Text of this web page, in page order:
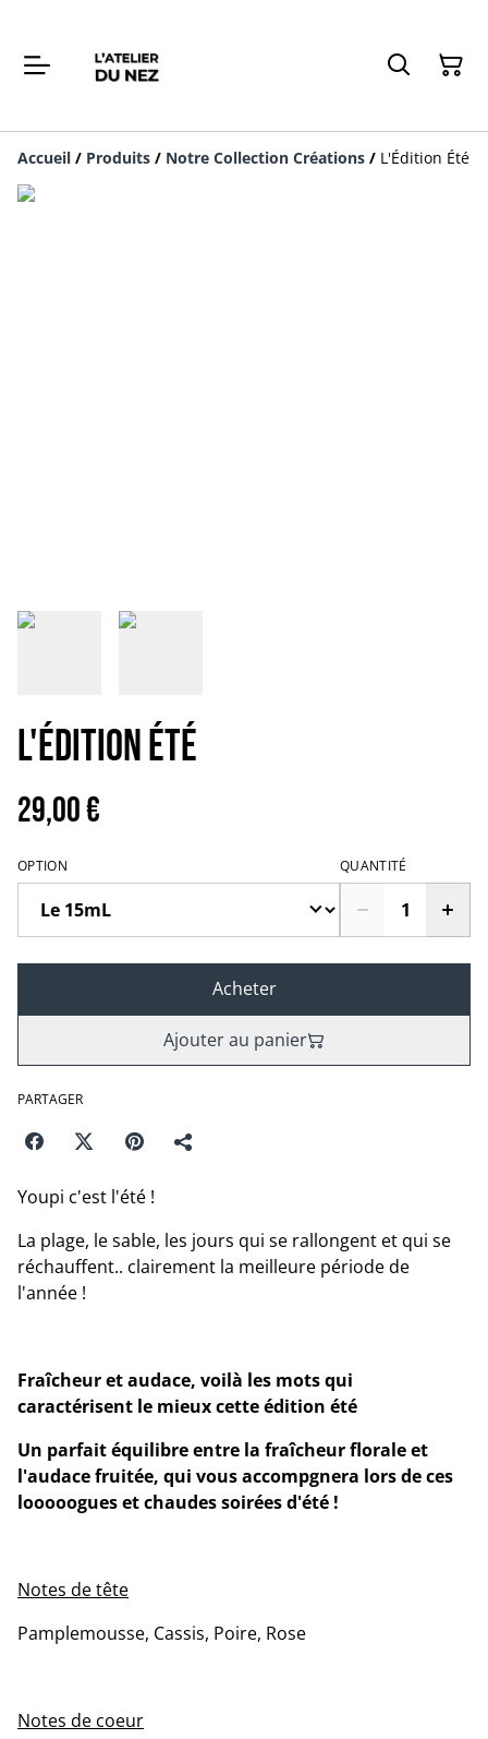
Accueil / Produits / Notre Collection Créations / L'Édition Été
L'Édition Été
29,00 €
OPTION QUANTITÉ
Acheter
Ajouter au panier
PARTAGER
Youpi c'est l'été !
La plage, le sable, les jours qui se rallongent et qui se
réchauffent.. clairement la meilleure période de
l'année !
Fraîcheur et audace, voilà les mots qui
caractérisent le mieux cette édition été
Un parfait équilibre entre la fraîcheur florale et
l'audace fruitée, qui vous accompgnera lors de ces
looooogues et chaudes soirées d'été !
Notes de tête
Pamplemousse, Cassis, Poire, Rose
Notes de coeur